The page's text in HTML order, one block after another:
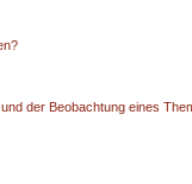
der Beobachtung eines